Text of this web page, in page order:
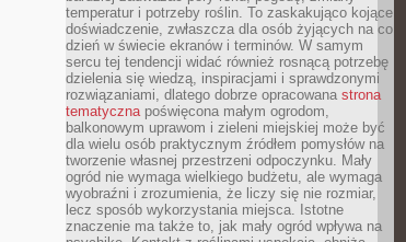
temperatur i potrzeby roślin. To zaskakująco kojące
doświadczenie, zwłaszcza dla osób żyjących na co
dzień w świecie ekranów i terminów. W samym
sercu tej tendencji widać również rosnącą potrzebę
dzielenia się wiedzą, inspiracjami i sprawdzonymi
rozwiązaniami, dlatego dobrze opracowana strona
tematycznapoświęcona małym ogrodom,
balkonowym uprawom i zieleni miejskiej może być
dla wielu osób praktycznym źródłem pomysłów na
tworzenie własnej przestrzeni odpoczynku. Mały
ogród nie wymaga wielkiego budżetu, ale wymaga
wyobraźni i zrozumienia, że liczy się nie rozmiar,
lecz sposób wykorzystania miejsca. Istotne
znaczenie ma także to, jak mały ogród wpływa na